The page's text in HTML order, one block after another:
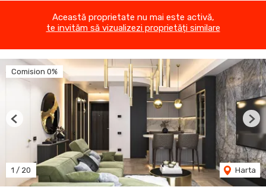
Această proprietate nu mai este activă,
te invităm să vizualizezi proprietăți similare
Comision 0%
1 / 20 Harta
Previous